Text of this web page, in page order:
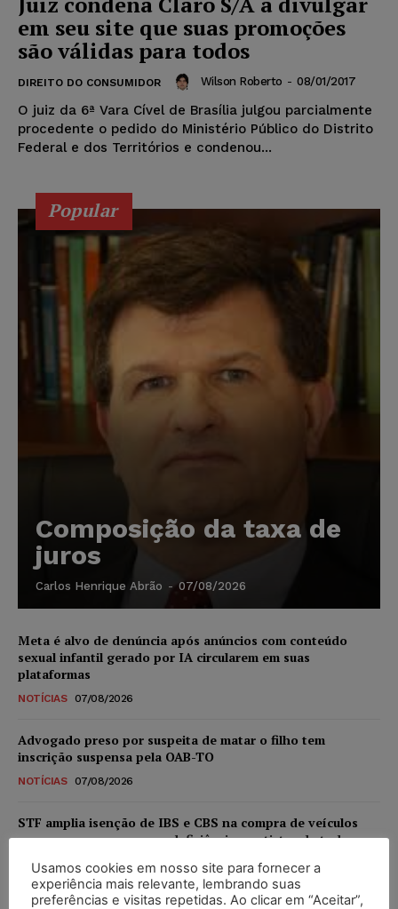
em seu site que suas promoções
são válidas para todos
DIREITO DO CONSUMIDOR Wilson Roberto - 08/01/2017
O juiz da 6ª Vara Cível de Brasília julgou parcialmente
procedente o pedido do Ministério Público do Distrito
Federal e dos Territórios e condenou...
Popular
Composição da taxa de
juros
Carlos Henrique Abrão - 07/08/2026
Meta é alvo de denúncia após anúncios com conteúdo
sexual infantil gerado por IA circularem em suas
plataformas
NOTÍCIAS 07/08/2026
Advogado preso por suspeita de matar o filho tem
inscrição suspensa pela OAB-TO
NOTÍCIAS 07/08/2026
STF amplia isenção de IBS e CBS na compra de veículos
novos para pessoas com deficiência e autistas de todos os
DIREITO TRIBUTÁRIO 07/08/2026
Usamos cookies em nosso site para fornecer a
experiência mais relevante, lembrando suas
preferências e visitas repetidas. Ao clicar em “Aceitar”,